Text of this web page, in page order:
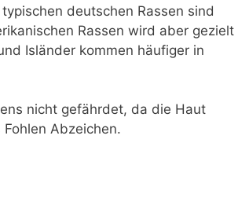
deutschen Rassen sind
Rassen wird aber gezielt
Isländer kommen häufiger in
nicht gefährdet, da die Haut
Abzeichen.